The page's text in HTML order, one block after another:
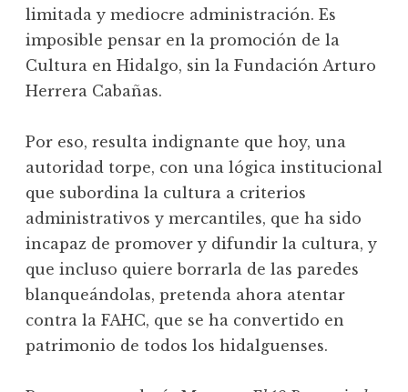
limitada y mediocre administración. Es
imposible pensar en la promoción de la
Cultura en Hidalgo, sin la Fundación Arturo
Herrera Cabañas.
Por eso, resulta indignante que hoy, una
autoridad torpe, con una lógica institucional
que subordina la cultura a criterios
administrativos y mercantiles, que ha sido
incapaz de promover y difundir la cultura, y
que incluso quiere borrarla de las paredes
blanqueándolas, pretenda ahora atentar
contra la FAHC, que se ha convertido en
patrimonio de todos los hidalguenses.